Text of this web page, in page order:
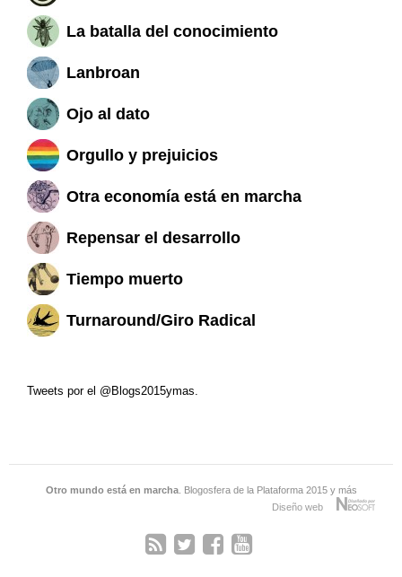
La batalla del conocimiento
Lanbroan
Ojo al dato
Orgullo y prejuicios
Otra economía está en marcha
Repensar el desarrollo
Tiempo muerto
Turnaround/Giro Radical
Tweets por el @Blogs2015ymas.
Otro mundo está en marcha. Blogosfera de la Plataforma 2015 y más
Diseño web